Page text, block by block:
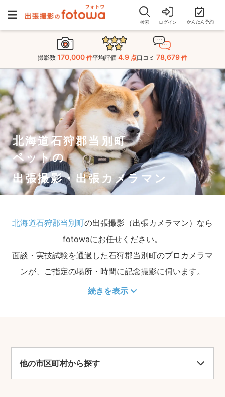
検索 ログイン かんたん予約
撮影数 170,000 件平均評価 4.9 点口コミ 78,679 件
北海道石狩郡当別町
ペットの
出張撮影・出張カメラマン
北海道石狩郡当別町の出張撮影（出張カメラマン）なら
fotowaにお任せください。
面談・実技試験を通過した石狩郡当別町のプロカメラマ
ンが、ご指定の場所・時間に記念撮影に伺います。
続きを表示
他の市区町村から探す